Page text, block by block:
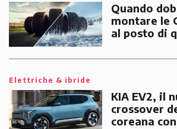
Quando
montare le
al posto di
Elettriche & ibride
KIA EV2, il
crossover
coreana